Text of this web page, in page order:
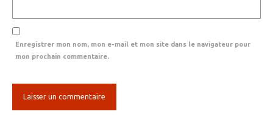
Enregistrer mon nom, mon e-mail et mon site dans le navigateur pour
mon prochain commentaire.